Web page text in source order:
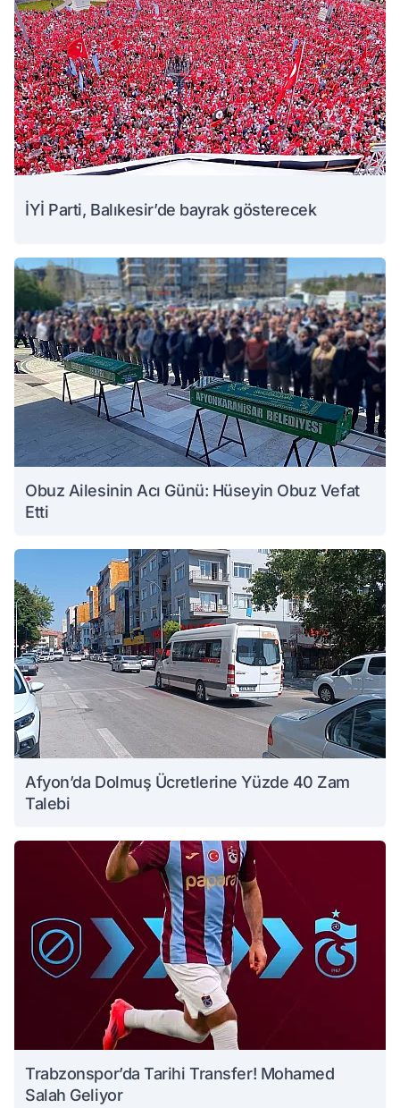
İYİ Parti, Balıkesir’de bayrak gösterecek
Obuz Ailesinin Acı Günü: Hüseyin Obuz Vefat
Etti
Afyon’da Dolmuş Ücretlerine Yüzde 40 Zam
Talebi
Trabzonspor’da Tarihi Transfer! Mohamed
Salah Geliyor